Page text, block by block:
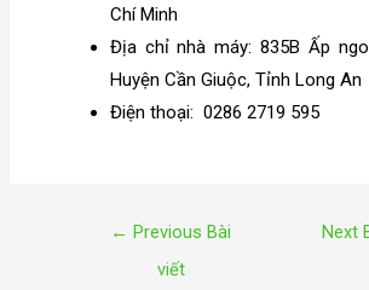
Chí Minh
Địa chỉ nhà máy: 835B Ấp
Huyện Cần Giuộc, Tỉnh Long An
Điện thoại: 0286 2719 595
← Previous Bài
viết
Next